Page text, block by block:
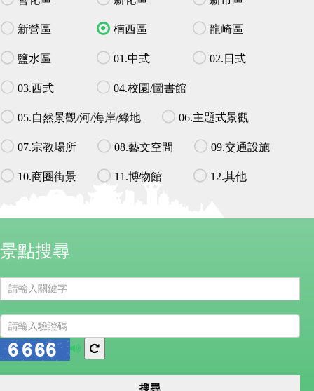
新營區 楠西區 龍崎區
鹽水區 01.中式 02.日式
03.西式 04.校園/圖書館
05.自然景觀/河/海岸/綠地 06.主題式景觀
07.宗教場所 08.藝文空間 09.交通設施
10.商圈街景 11.博物館 12.其他
景點搜尋
播
放
換
搜尋